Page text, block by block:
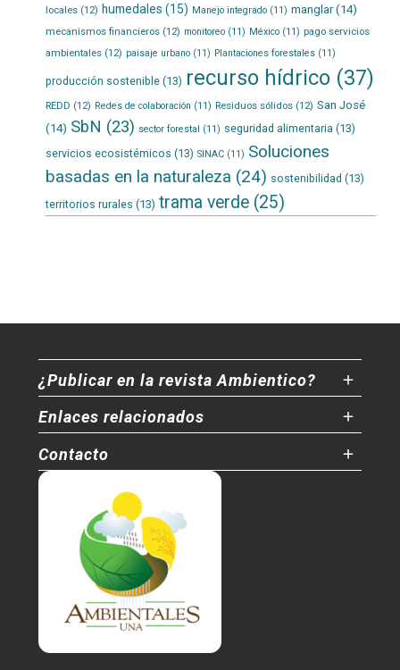
locales(12) humedales (15) Manejo integrado(11) manglar(14)
mecanismos financieros(12) monitoreo(11) México(11) pago servicios
ambientales(12) paisaje urbano(11) Plantaciones forestales(11)
producción sostenible(13) recurso hídrico(37)
REDD (12) Redes de colaboración (11) Residuos sólidos(12) San José
(14) SbN (23) sector forestal (11) seguridad alimentaria (13)
servicios ecosistémicos (13) SINAC(11) Soluciones
basadas en la naturaleza (24) sostenibilidad (13)
territorios rurales (13) trama verde(25)
¿Publicar en la revista Ambientico?
Enlaces relacionados
Contacto